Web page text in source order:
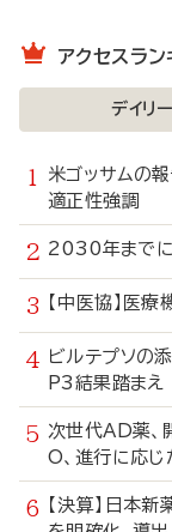
アクセスラ
デイリー
米ゴッサムの
適正性強調
2030年まで
【中医協】医
ビルテプソ
P3結果踏まえ
次世代AD薬
O、進行に応じ
【決算】日本